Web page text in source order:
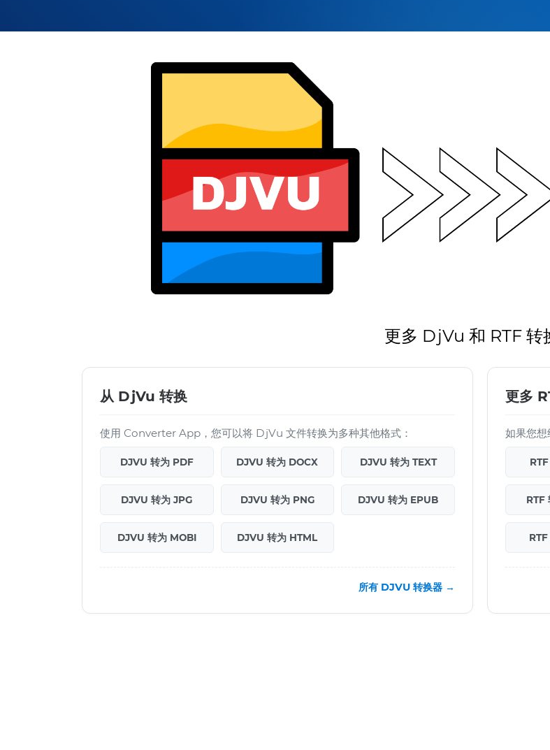
更多 DjVu 和 RTF 转
从 DjVu 转换
使用 Converter App，您可以将 DjVu 文件转换为多种其他格式：
DJVU 转为 PDF DJVU 转为 DOCX DJVU 转为 TEXT
DJVU 转为 JPG DJVU 转为 PNG DJVU 转为 EPUB
DJVU 转为 MOBI DJVU 转为 HTML
所有 DJVU 转换器 →
更多
如果您想
RTF